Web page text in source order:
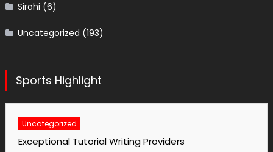
Sirohi (6)
Uncategorized (193)
Sports Highlight
Uncategorized
Exceptional Tutorial Writing Providers